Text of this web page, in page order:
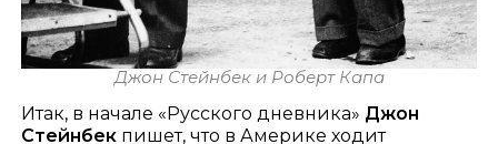
Джон Стейнбек и Роберт Капа
Итак, в начале «Русского дневника» Джон
Стейнбек пишет, что в Америке ходит